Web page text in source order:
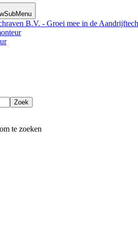
B.V. - Groei mee in de
Zoek
te zoeken